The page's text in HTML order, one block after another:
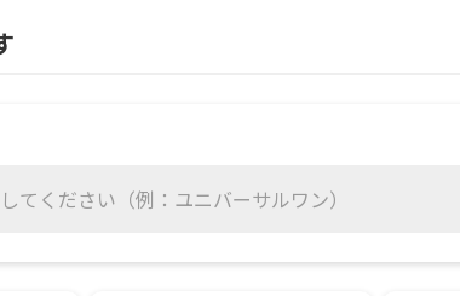
てください（例：ユニバーサルワン）